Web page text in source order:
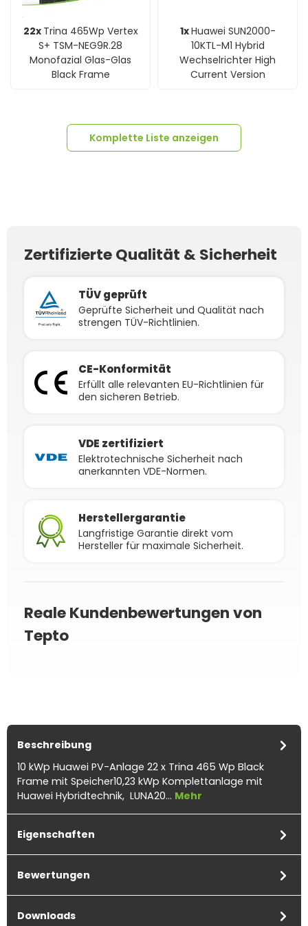
22x Trina 465Wp Vertex
S+ TSM-NEG9R.28
Monofazial Glas-Glas
Black Frame
1xHuawei SUN2000-
10KTL-M1 Hybrid
Wechselrichter High
Current Version
Photovoltaik
2,4 Meter
Klick ALU schwarz 28-
35mm
Hammerkopfschraube
M10x25mm V2A
V2A
H1Z2Z2-K schwarz
24xModulendklemme
Klick ALU schwarz - 30mm
20x 40x40 Aluminium-
Schienen
5xMC4-Stecker Female 5xMC4-Buchse Male
Komplette Liste anzeigen
Zertifizierte Qualität & Sicherheit
TÜV geprüft
Geprüfte Sicherheit und Qualität nach
strengen TÜV-Richtlinien.
CE-Konformität
Erfüllt alle relevanten EU-Richtlinien für
den sicheren Betrieb.
VDE zertifiziert
Elektrotechnische Sicherheit nach
anerkannten VDE-Normen.
Herstellergarantie
Langfristige Garantie direkt vom
Hersteller für maximale Sicherheit.
Reale Kundenbewertungen von
Tepto
Beschreibung
10 kWp Huawei PV-Anlage 22 x Trina 465 Wp Black
Frame mit Speicher10,23 kWp Komplettanlage mit
Huawei Hybridtechnik, LUNA20… Mehr
Eigenschaften
Bewertungen
Downloads